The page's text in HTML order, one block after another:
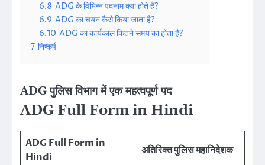
6.8 ADG के विभिन्न पदनाम क्या होते हैं?
6.9 ADG का चयन कैसे किया जाता है?
6.10 ADG का कार्यकाल कितने समय का होता है?
7 निष्कर्ष
ADG पुलिस विभाग में एक महत्वपूर्ण पद
ADG Full Form in Hindi
ADG Full Form in
Hindi
अतिरिक्त पुलिस महानिदेशक